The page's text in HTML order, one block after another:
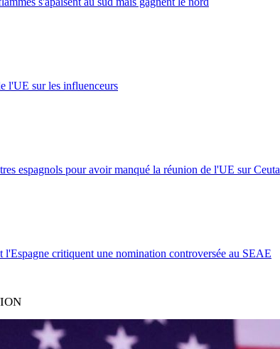
l'UE sur les influenceurs
espagnols pour avoir manqué la réunion de l'UE sur Ceuta
critiquent une nomination controversée au SEAE